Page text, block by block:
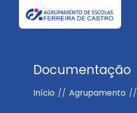
Documentação
Início // Agrupamento //